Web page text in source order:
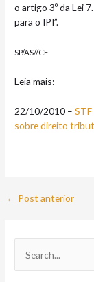
o artigo 3º da Lei
para o IPI”.
SP/AS//CF
Leia mais:
22/10/2010 –
sobre direito
← Post anterior